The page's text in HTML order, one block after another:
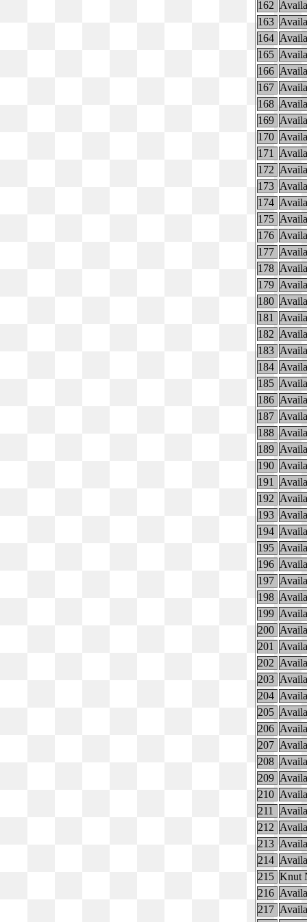
162
163
164
165
166
167
168
169
170
171
172
173
174
175
176
177
178
179
180
181
182
183
184
185
186
187
188
189
190
191
192
193
194
195
196
197
198
199
200
201
202
203
204
205
206
207
208
209
210
211
212
213
214
215 Knut
216
217